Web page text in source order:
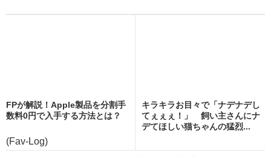
FPが解説！Apple製品を分割手
数料0円で入手する方法とは？
(Fav-Log)
キラキラお目々で「ナデナデし
てぇぇぇ！」 飼い主さんにナ
デてほしい猫ちゃんの猛烈...